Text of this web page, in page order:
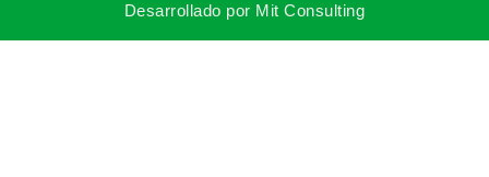
Desarrollado por Mit Consulting